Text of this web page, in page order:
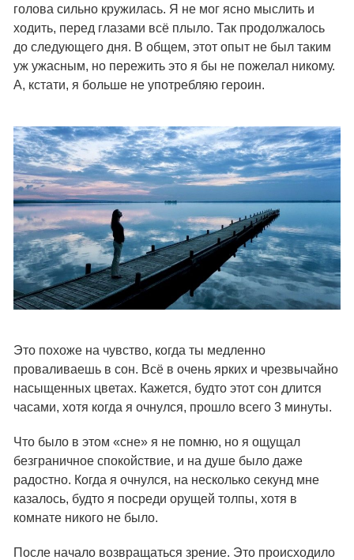
голова сильно кружилась. Я не мог ясно мыслить и
ходить, перед глазами всё плыло. Так продолжалось
до следующего дня. В общем, этот опыт не был таким
уж ужасным, но пережить это я бы не пожелал никому.
А, кстати, я больше не употребляю героин.
Это похоже на чувство, когда ты медленно
проваливаешь в сон. Всё в очень ярких и чрезвычайно
насыщенных цветах. Кажется, будто этот сон длится
часами, хотя когда я очнулся, прошло всего 3 минуты.
Что было в этом «сне» я не помню, но я ощущал
безграничное спокойствие, и на душе было даже
радостно. Когда я очнулся, на несколько секунд мне
казалось, будто я посреди орущей толпы, хотя в
комнате никого не было.
После начало возвращаться зрение. Это происходило